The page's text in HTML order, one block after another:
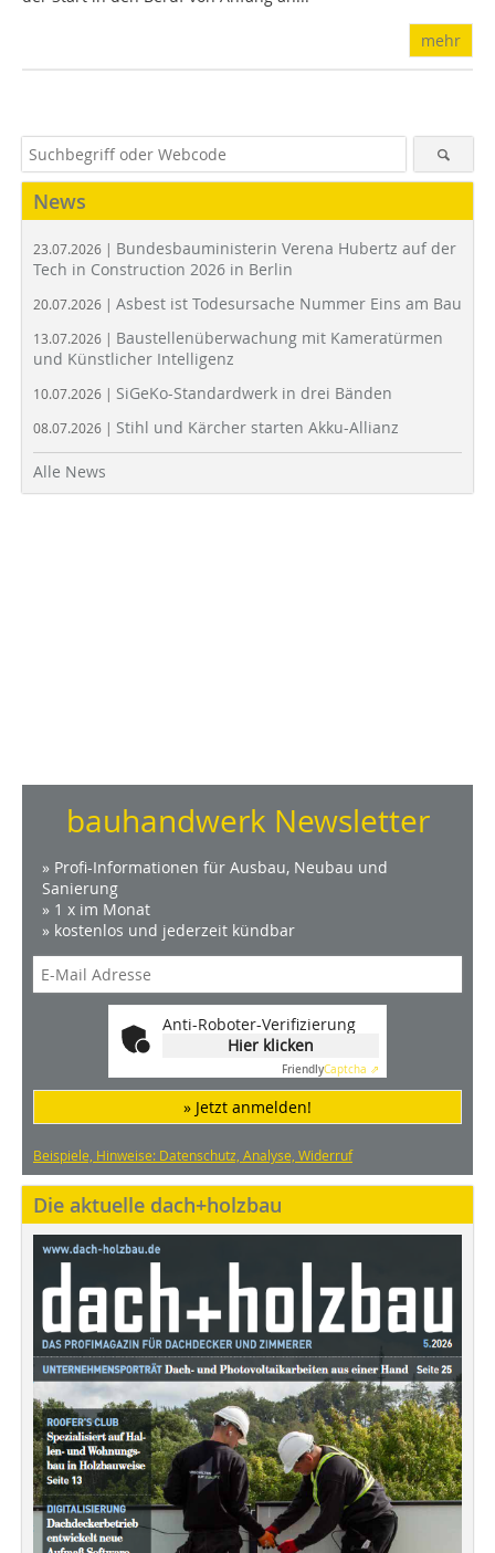
mehr
News
23.07.2026 | Bundesbauministerin Verena Hubertz auf der
Tech in Construction 2026 in Berlin
20.07.2026 | Asbest ist Todesursache Nummer Eins am Bau
13.07.2026 | Baustellenüberwachung mit Kameratürmen
und Künstlicher Intelligenz
10.07.2026 | SiGeKo-Standardwerk in drei Bänden
08.07.2026 | Stihl und Kärcher starten Akku-Allianz
Alle News
bauhandwerk Newsletter
» Profi-Informationen für Ausbau, Neubau und
Sanierung
» 1 x im Monat
» kostenlos und jederzeit kündbar
Anti-Roboter-Verifizierung
Hier klicken
FriendlyCaptcha ⇗
» Jetzt anmelden!
Beispiele, Hinweise: Datenschutz, Analyse, Widerruf
Die aktuelle dach+holzbau